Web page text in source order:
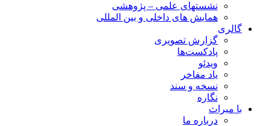
نشستهای علمی – پژوهشی
همایش های داخلی و بین المللی
گالری
گزارش تصویری
پادکست‌ها
ویدئو
یاد مفاخر
نسخه و سند
نگاره
با میراث
درباره ما